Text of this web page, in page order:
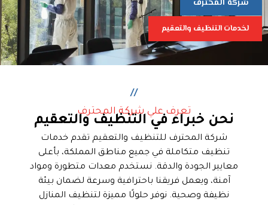
شركة المحترف
لخدمات التنظيف والتعقيم
//
تعرف علي شركة المحترف
نحن خبراء في التنظيف والتعقيم
شركة المحترف للتنظيف والتعقيم تقدم خدمات
تنظيف متكاملة في جميع مناطق المملكة، بأعلى
معايير الجودة والدقة. نستخدم معدات متطورة ومواد
آمنة، ويعمل فريقنا باحترافية وسرعة لضمان بيئة
نظيفة وصحية. نوفر حلولًا مميزة لتنظيف المنازل